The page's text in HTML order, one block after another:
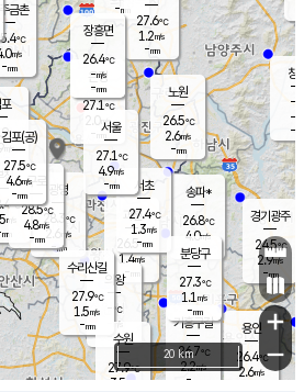
-mm
과천
26.5℃
1.4m/s
- mm
용인
26.4℃
2.6m/s
경기광주
24.5℃
2.9m/s
-mm
금촌
℃
m/s
-mm
창
-
-m/
-
의왕
- ℃
m/s
mm
℃
m/s
mm
광명
28.3 ℃
2.6 m/s
-mm
부천
℃
m/s
mm
구로
28.5℃
4.8m/s
-mm
은평
27.1℃
2.0 m/s
- mm
노원
26.5℃
2.6m/s
-mm
송파*
26.8℃
4.0m/s
-mm
서초
27.4℃
1.3m/s
-mm
27.6℃
1.2m/s
-mm
기흥구갈
26.7℃
2.2m/s
-
수리산길
27.9℃
1.5m/s
-mm
분당구
27.3℃
1.1 m/s
-mm
장흥면
26.4℃
-m/s
-mm
김포(공)
27.5℃
4.6m/s
-mm
수원
27.9℃
3.5 m/s
서울
27.1℃
4.9m/s
-mm
+
−
20 km